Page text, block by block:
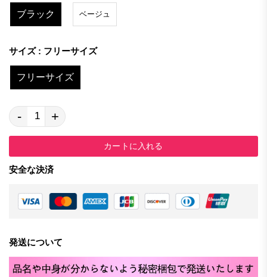
ブラック ベージュ
サイズ : フリーサイズ
フリーサイズ
- +
カートに入れる
安全な決済
発送について